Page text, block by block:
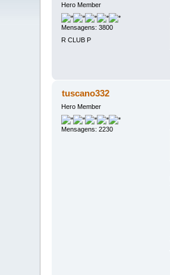
Hero Member
Mensagens: 3800
R CLUB P
tuscano332
Hero Member
Mensagens: 2230